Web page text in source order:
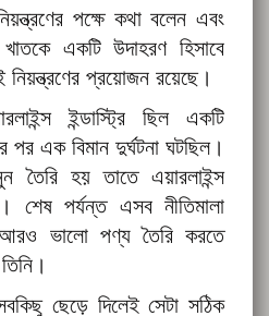
পক্ষে কথা বলেন এবং
একটি উদাহরণ হিসাবে
প্রয়োজন রয়েছে।
ইন্ডাস্ট্রি ছিল একটি
পর এক বিমান দুর্ঘটনা ঘটছিল।
তৈরি হয় তাতে এয়ারলাইন্স
শেষ পর্যন্ত এসব নীতিমালা
আরও ভালো পণ্য তৈরি করতে
ছেড়ে দিলেই সেটা সঠিক